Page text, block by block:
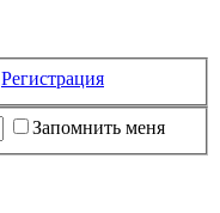
Регистрация
Запомнить меня